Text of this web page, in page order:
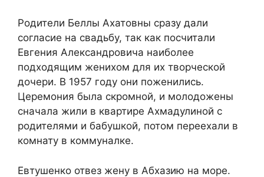
Родители Беллы Ахатовны сразу дали
согласие на свадьбу, так как посчитали
Евгения Александровича наиболее
подходящим женихом для их творческой
дочери. В 1957 году они поженились.
Церемония была скромной, и молодожены
сначала жили в квартире Ахмадулиной с
родителями и бабушкой, потом переехали в
комнату в коммуналке.
Евтушенко отвез жену в Абхазию на море.